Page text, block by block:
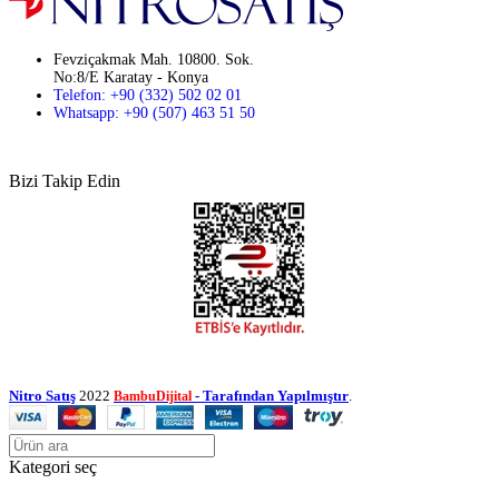
Fevziçakmak Mah. 10800. Sok.
No:8/E Karatay - Konya
Telefon: +90 (332) 502 02 01
Whatsapp: +90 (507) 463 51 50
Bizi Takip Edin
Nitro Satış 2022 BambuDijital - Tarafından Yapılmıştır
Kategori seç